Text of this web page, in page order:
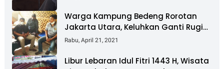
Warga Kampung Bedeng Rorotan
Jakarta Utara, Keluhkan Ganti Rugi
Pembebasan Lahan Tol Cibitung -
Rabu, April 21, 2021
Libur Lebaran Idul Fitri 1443 H, Wisata